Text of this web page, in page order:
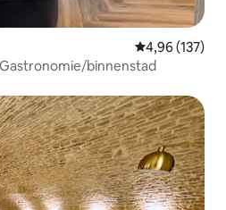
Gemiddelde
4,96 (137)
binnenstad